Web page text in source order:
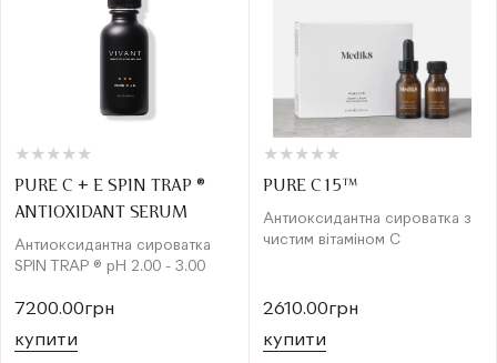
★
★ ★
★ ★
★ ★
★ ★
★
PURE C + E SPIN TRAP ®
ANTIOXIDANT SERUM
Антиоксидантна сироватка
SPIN TRAP ® рН 2.00 - 3.00
7200.00грн
купити
★
★ ★
★ ★
★ ★
★ ★
★
PURE C15™
Антиоксидантна сироватка з
чистим вітаміном С
2610.00грн
купити